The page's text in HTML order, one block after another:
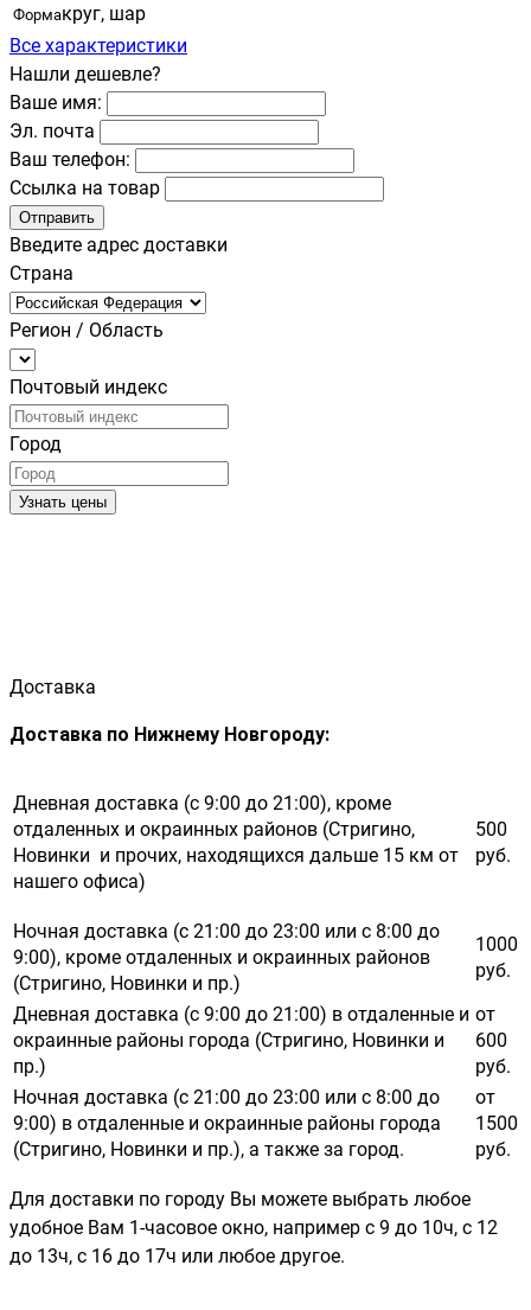
Формакруг, шар
Все характеристики
Нашли дешевле?
Ваше имя:
Эл. почта
Ваш телефон:
Ссылка на товар
Отправить
Введите адрес доставки
Страна
Регион / Область
Почтовый индекс
Город
Узнать цены
Доставка
Доставка по Нижнему Новгороду:
Дневная доставка (с 9:00 до 21:00), кроме
отдаленных и окраинных районов (Стригино,
Новинки и прочих, находящихся дальше 15 км от
нашего офиса)
500
руб.
Ночная доставка (с 21:00 до 23:00 или с 8:00 до
9:00), кроме отдаленных и окраинных районов
(Стригино, Новинки и пр.)
1000
руб.
Дневная доставка (с 9:00 до 21:00) в отдаленные и
окраинные районы города (Стригино, Новинки и
пр.)
от
600
руб.
Ночная доставка (с 21:00 до 23:00 или с 8:00 до
9:00) в отдаленные и окраинные районы города
(Стригино, Новинки и пр.), а также за город.
от
1500
руб.
Для доставки по городу Вы можете выбрать любое
удобное Вам 1-часовое окно, например с 9 до 10ч, с 12
до 13ч, с 16 до 17ч или любое другое.